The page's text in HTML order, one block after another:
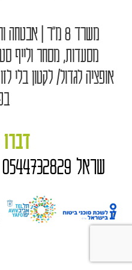
משרד 8 מ"ר | אבטחה וחנייה בשפע | מטבחון וקפה
מסעדות, מסחר ולייף
אופציה לגדול/ לקטון בלי
שראל 0544732829 , sarel@comda.co.il